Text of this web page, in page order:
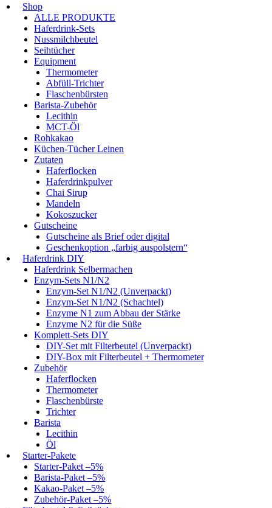
Shop
ALLE PRODUKTE
Haferdrink-Sets
Nussmilchbeutel
Seihtücher
Equipment
Thermometer
Abfüll-Trichter
Flaschenbürsten
Barista-Zubehör
Lecithin
MCT-Öl
Rohkakao
Küchen-Tücher Leinen
Zutaten
Haferflocken
Haferdrinkpulver
Chai Sirup
Mandeln
Kokoszucker
Gutscheine
Gutscheine als Brief oder digital
Geschenkoption „farbig auspolstern“
Haferdrink DIY
Haferdrink Selbermachen
Enzym-Sets N1/N2
Enzym-Set N1/N2 (Unverpackt)
Enzym-Set N1/N2 (Schachtel)
Enzyme N1 zum Abbau der Stärke
Enzyme N2 für die Süße
Komplett-Sets DIY
DIY-Set mit Filterbeutel (Unverpackt)
DIY-Box mit Filterbeutel + Thermometer
Zubehör
Haferflocken
Thermometer
Flaschenbürste
Trichter
Barista
Lecithin
Öl
Starter-Pakete
Starter-Paket –5%
Barista-Paket –5%
Kakao-Paket –5%
Zubehör-Paket –5%